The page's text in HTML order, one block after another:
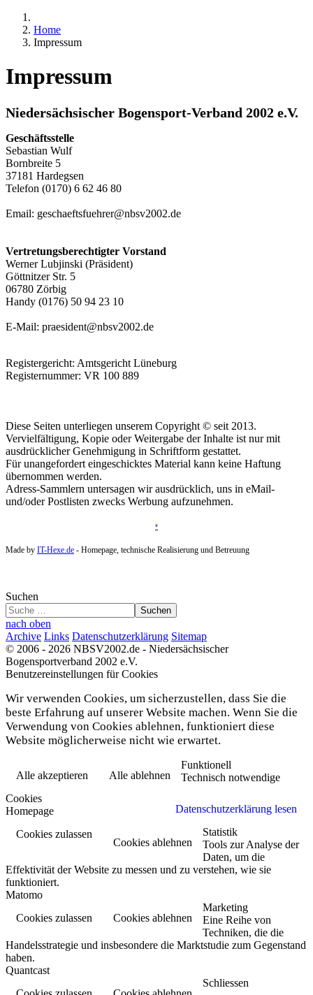
Home
Impressum
Impressum
Niedersächsischer Bogensport-Verband 2002 e.V.
Geschäftsstelle
Sebastian Wulf
Bornbreite 5
37181 Hardegsen
Telefon (0170) 6 62 46 80
Email: geschaeftsfuehrer@nbsv2002.de
Vertretungsberechtigter Vorstand
Werner Lubjinski (Präsident)
Göttnitzer Str. 5
06780 Zörbig
Handy (0176) 50 94 23 10
E-Mail: praesident@nbsv2002.de
Registergericht: Amtsgericht Lüneburg
Registernummer: VR 100 889
Diese Seiten unterliegen unserem Copyright © seit 2013.
Vervielfältigung, Kopie oder Weitergabe der Inhalte ist nur mit
ausdrücklicher Genehmigung in Schriftform gestattet.
Für unangefordert eingeschicktes Material kann keine Haftung
übernommen werden.
Adress-Sammlern untersagen wir ausdrücklich, uns in eMail-
und/oder Postlisten zwecks Werbung aufzunehmen.
*
Made by IT-Hexe.de - Homepage, technische Realisierung und Betreuung
Suchen
Suchen
nach oben
Archive Links Datenschutzerklärung Sitemap
© 2006 - 2026 NBSV2002.de - Niedersächsischer
Bogensportverband 2002 e.V.
Benutzereinstellungen für Cookies
Wir verwenden Cookies, um sicherzustellen, dass Sie die
beste Erfahrung auf unserer Website machen. Wenn Sie die
Verwendung von Cookies ablehnen, funktioniert diese
Website möglicherweise nicht wie erwartet.
Alle akzeptieren Alle ablehnen
Datenschutzerklärung lesen
Funktionell
Technisch notwendige
Cookies
Homepage
Cookies zulassen
Cookies ablehnen
Statistik
Tools zur Analyse der
Daten, um die
Effektivität der Website zu messen und zu verstehen, wie sie
funktioniert.
Matomo
Cookies zulassen
Cookies ablehnen
Marketing
Eine Reihe von
Techniken, die die
Handelsstrategie und insbesondere die Marktstudie zum Gegenstand
haben.
Quantcast
Schliessen